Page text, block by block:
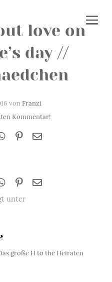
love on
day //
vonFranzi
Kommentar!
unter
große H to the Heiraten